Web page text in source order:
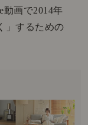
動画で2014年
」するための